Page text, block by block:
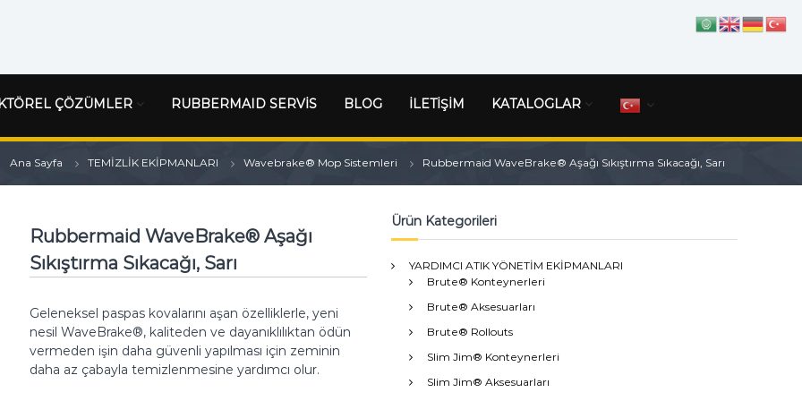
ÇÖZÜMLER RUBBERMAID SERVİS BLOG İLETİŞİM KATALOGLAR
Ana Sayfa TEMİZLİK EKİPMANLARI Wavebrake® Mop Sistemleri Rubbermaid WaveBrake® Aşağı Sıkıştırma Sıkacağı, Sarı
Rubbermaid WaveBrake® Aşağı
Sıkıştırma Sıkacağı, Sarı
Geleneksel paspas kovalarını aşan özelliklerle, yeni
nesil WaveBrake®, kaliteden ve dayanıklılıktan ödün
vermeden işin daha güvenli yapılması için zeminin
daha az çabayla temizlenmesine yardımcı olur.
Ürün Kategorileri
YARDIMCI ATIK YÖNETİM EKİPMANLARI
Brute® Konteynerleri
Brute® Aksesuarları
Brute® Rollouts
Slim Jim® Konteynerleri
Slim Jim® Aksesuarları